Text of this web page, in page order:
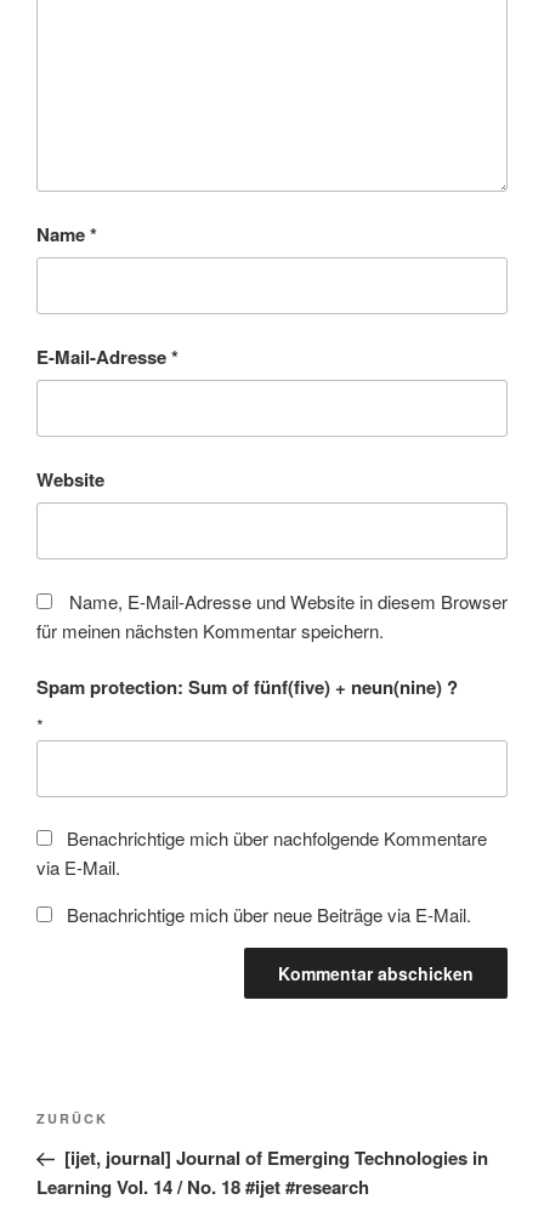
Name*
E-Mail-Adresse*
Website
Name, E-Mail-Adresse und Website in diesem Browser
für meinen nächsten Kommentar speichern.
Spam protection: Sum of fünf(five) + neun(nine) ?
*
Benachrichtige mich über nachfolgende Kommentare
via E-Mail.
Benachrichtige mich über neue Beiträge via E-Mail.
Beitragsnavigation
Vorheriger
Beitrag
ZURÜCK
[ijet, journal] Journal of Emerging Technologies in
Learning Vol. 14 / No. 18 #ijet #research